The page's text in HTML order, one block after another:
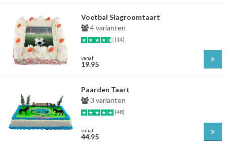
Voetbal Slagroomtaart
4 varianten
(14)
vanaf
19.95
Paarden Taart
3 varianten
(48)
vanaf
44.95